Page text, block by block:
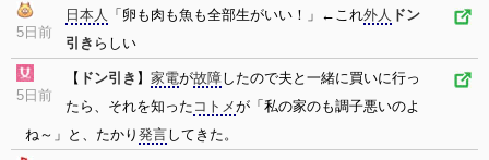
5日前
日本人 「卵も肉も魚も全部生がいい！」←これ外人 ドン
引き らしい
5日前
【 ドン引き 】 家電が故障したので夫と一緒に買いに行っ
たら、それを知った コトメが「私の家のも調子悪いのよ
ね～」と、たかり 発言してきた。